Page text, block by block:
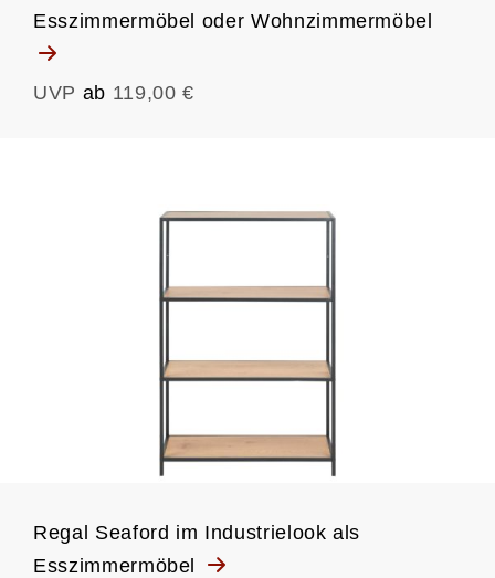
Esszimmermöbel oder Wohnzimmermöbel
UVP ab 119,00 €
Regal Seaford im Industrielook als
Esszimmermöbel